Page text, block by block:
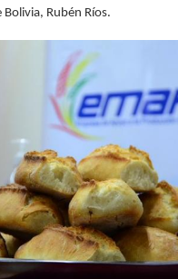
Rubén Ríos.